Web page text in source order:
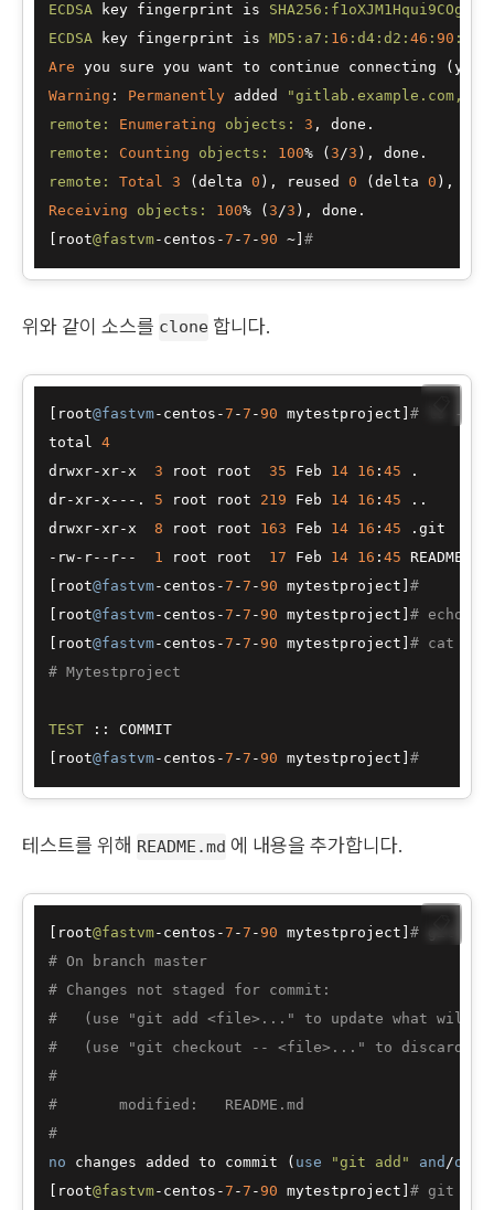
ECDSA key fingerprint is SHA256
ECDSA key fingerprint is MD5 :a7 : 16 :d4:d2 : 46 : 90 :
Are
Warning : Permanently added
remote:
Enumerating objects: 3
remote:
Counting objects: 100% ( 3 /3
remote:
Total 3 (delta 0 ), reused 0 (delta 0 ),
Receiving
objects: 100% ( 3 /3 ), done.
[root@fastvm-centos-7 -7 -90 ~] #
위와 같이 소스를 clone 합니다.
root@fastvm-centos-7 -7 -90 mytestproject # ls -la
total 4
drwxr-xr-x 3 root root 35 Feb 14 16 : 45 .
dr-xr-x---. 5 root root 219 Feb 14 16 : 45 ..
drwxr-xr-x 8 root root 163 Feb 14 16 : 45 .git
-rw-r--r-- 1 root root 17 Feb 14 16 : 45
root@fastvm-centos-7 -7 -90 mytestproject #
root@fastvm-centos-7 -7 -90 mytestproject # echo
root@fastvm-centos-7 -7 -90 mytestproject # cat
# Mytestproject
TEST : :
COMMIT
root@fastvm-centos-7 -7 -90 mytestproject #
테스트를 위해 README.md 에 내용을 추가합니다.
[root@fastvm-centos-7 -7 -90 mytestproject] # git
# On branch master
# Changes not staged for commit:
#   (use "git add <file>..." to update what will be
#   (use "git checkout -- <file>..." to discard
#
#       modified:   README.md
#
no changes added to commit ( use "git add" and /or
[root@fastvm-centos-7 -7 -90 mytestproject] # git